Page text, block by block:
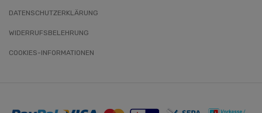
DATENSCHUTZERKLÄRUNG
WIDERRUFSBELEHRUNG
COOKIES-INFORMATIONEN